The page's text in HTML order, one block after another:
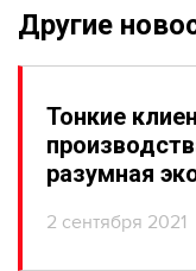
Другие
Тонкие
разумная
2 сентября 2021